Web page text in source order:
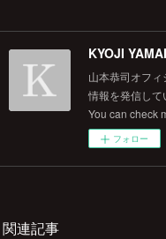
KYOJI
山本恭司オフ
情報を発信し
You can check
フォロー
関連記事